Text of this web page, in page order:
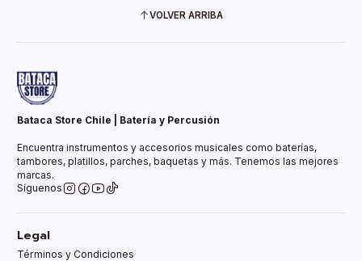
VOLVER ARRIBA
Bataca Store Chile | Batería y Percusión
Encuentra instrumentos y accesorios musicales como baterías,
tambores, platillos, parches, baquetas y más. Tenemos las mejores
marcas.
Síguenos
Legal
Términos y Condiciones